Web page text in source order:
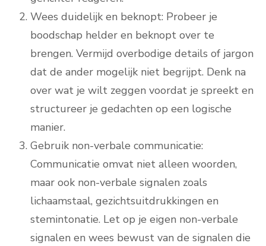
Wees duidelijk en beknopt: Probeer je
boodschap helder en beknopt over te
brengen. Vermijd overbodige details of jargon
dat de ander mogelijk niet begrijpt. Denk na
over wat je wilt zeggen voordat je spreekt en
structureer je gedachten op een logische
manier.
Gebruik non-verbale communicatie:
Communicatie omvat niet alleen woorden,
maar ook non-verbale signalen zoals
lichaamstaal, gezichtsuitdrukkingen en
stemintonatie. Let op je eigen non-verbale
signalen en wees bewust van de signalen die